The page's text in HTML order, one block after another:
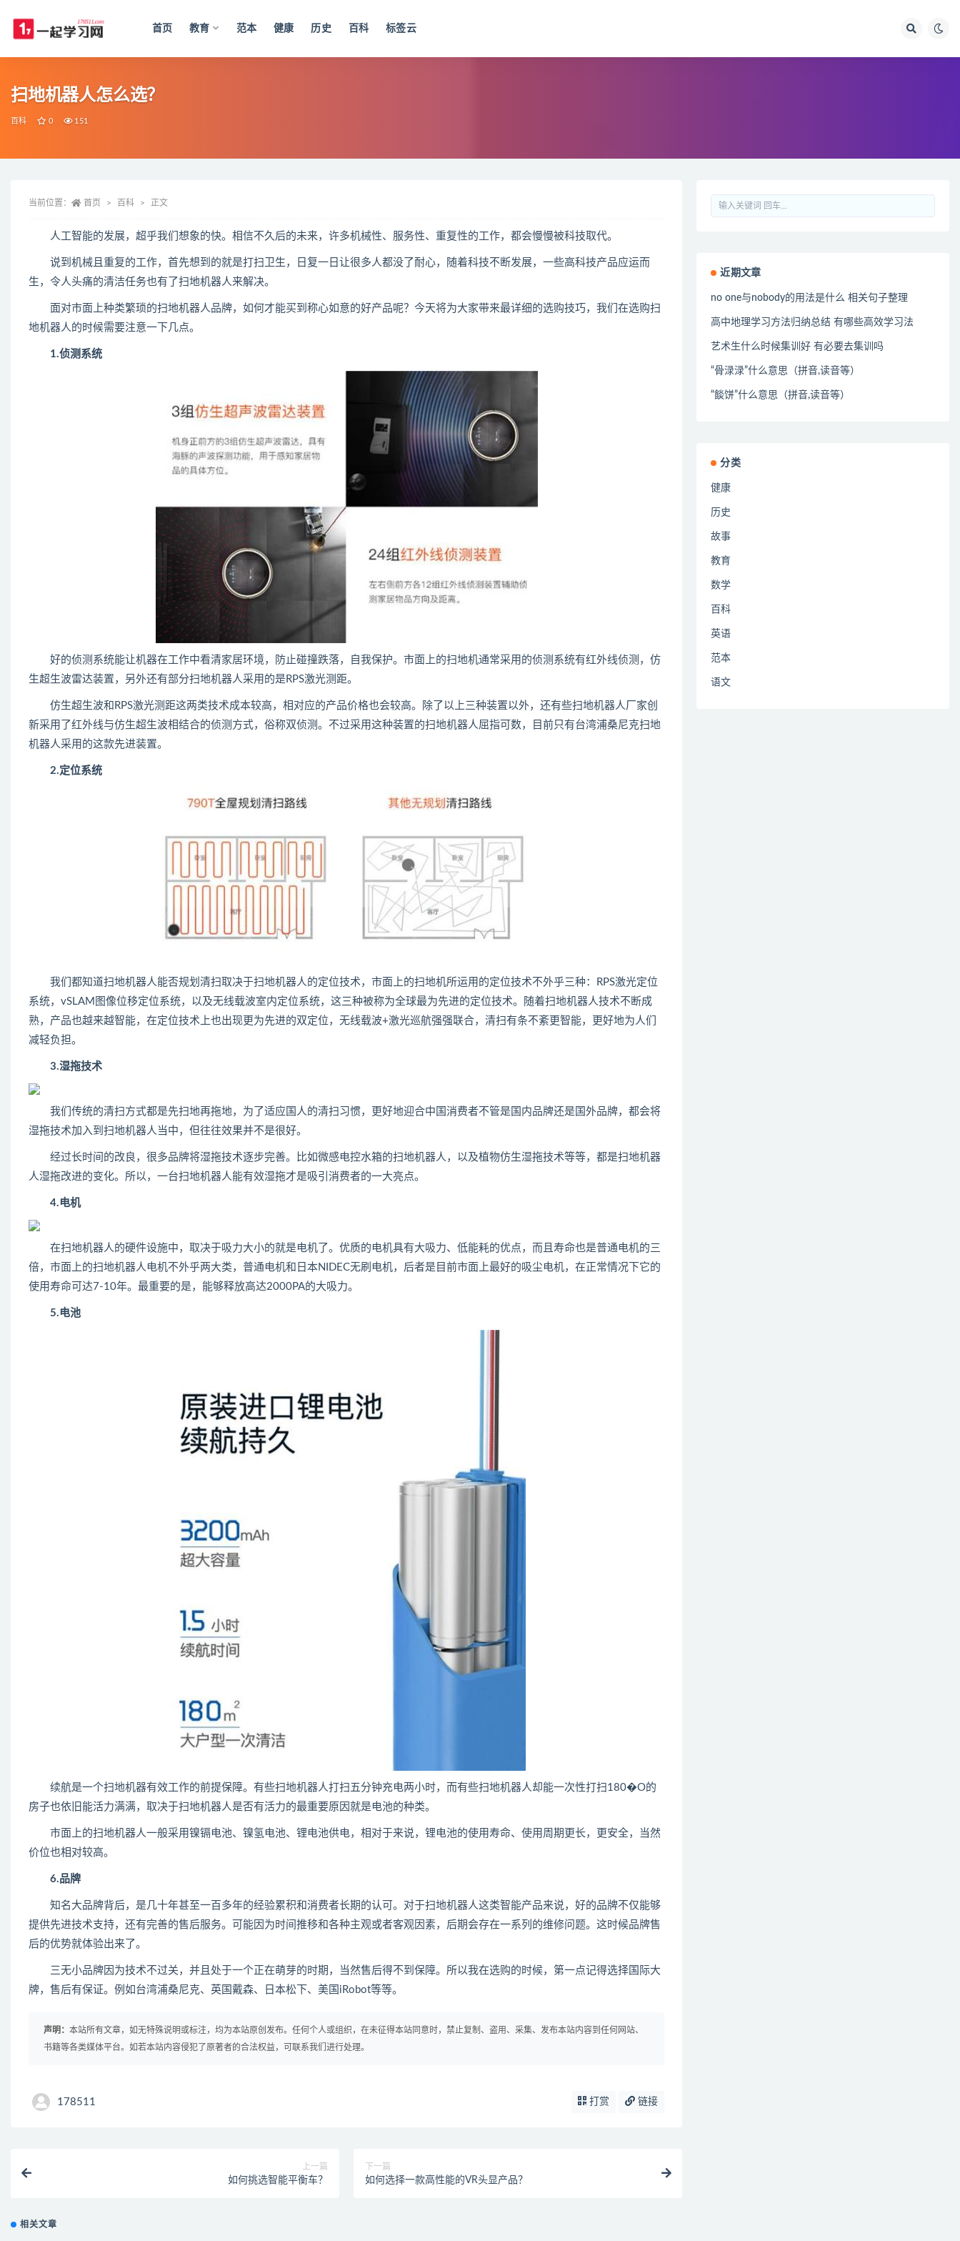
首页 教育 范本 健康 历史 百科 标签云
扫地机器人怎么选？
百科 0 151
当前位置： 首页 百科 正文
人工智能的发展，超乎我们想象的快。相信不久后的未来，许多机械性、服务性、重复性的工作，都会慢慢被科技取代。
说到机械且重复的工作，首先想到的就是打扫卫生，日复一日让很多人都没了耐心，随着科技不断发展，一些高科技产品应运而
生，令人头痛的清洁任务也有了扫地机器人来解决。
面对市面上种类繁琐的扫地机器人品牌，如何才能买到称心如意的好产品呢？今天将为大家带来最详细的选购技巧，我们在选购扫
地机器人的时候需要注意一下几点。
1.侦测系统
好的侦测系统能让机器在工作中看清家居环境，防止碰撞跌落，自我保护。市面上的扫地机通常采用的侦测系统有红外线侦测，仿
生超生波雷达装置，另外还有部分扫地机器人采用的是RPS激光测距。
仿生超生波和RPS激光测距这两类技术成本较高，相对应的产品价格也会较高。除了以上三种装置以外，还有些扫地机器人厂家创
新采用了红外线与仿生超生波相结合的侦测方式，俗称双侦测。不过采用这种装置的扫地机器人屈指可数，目前只有台湾浦桑尼克扫地
机器人采用的这款先进装置。
2.定位系统
我们都知道扫地机器人能否规划清扫取决于扫地机器人的定位技术，市面上的扫地机所运用的定位技术不外乎三种：RPS激光定位
系统，vSLAM图像位移定位系统，以及无线载波室内定位系统，这三种被称为全球最为先进的定位技术。随着扫地机器人技术不断成
熟，产品也越来越智能，在定位技术上也出现更为先进的双定位，无线载波+激光巡航强强联合，清扫有条不紊更智能，更好地为人们
减轻负担。
3.湿拖技术
我们传统的清扫方式都是先扫地再拖地，为了适应国人的清扫习惯，更好地迎合中国消费者不管是国内品牌还是国外品牌，都会将
湿拖技术加入到扫地机器人当中，但往往效果并不是很好。
经过长时间的改良，很多品牌将湿拖技术逐步完善。比如微感电控水箱的扫地机器人，以及植物仿生湿拖技术等等，都是扫地机器
人湿拖改进的变化。所以，一台扫地机器人能有效湿拖才是吸引消费者的一大亮点。
4.电机
在扫地机器人的硬件设施中，取决于吸力大小的就是电机了。优质的电机具有大吸力、低能耗的优点，而且寿命也是普通电机的三
倍，市面上的扫地机器人电机不外乎两大类，普通电机和日本NIDEC无刷电机，后者是目前市面上最好的吸尘电机，在正常情况下它的
使用寿命可达7-10年。最重要的是，能够释放高达2000PA的大吸力。
5.电池
续航是一个扫地机器有效工作的前提保障。有些扫地机器人打扫五分钟充电两小时，而有些扫地机器人却能一次性打扫180�O的
房子也依旧能活力满满，取决于扫地机器人是否有活力的最重要原因就是电池的种类。
市面上的扫地机器人一般采用镍镉电池、镍氢电池、锂电池供电，相对于来说，锂电池的使用寿命、使用周期更长，更安全，当然
价位也相对较高。
6.品牌
知名大品牌背后，是几十年甚至一百多年的经验累积和消费者长期的认可。对于扫地机器人这类智能产品来说，好的品牌不仅能够
提供先进技术支持，还有完善的售后服务。可能因为时间推移和各种主观或者客观因素，后期会存在一系列的维修问题。这时候品牌售
后的优势就体验出来了。
三无小品牌因为技术不过关，并且处于一个正在萌芽的时期，当然售后得不到保障。所以我在选购的时候，第一点记得选择国际大
牌，售后有保证。例如台湾浦桑尼克、英国戴森、日本松下、美国iRobot等等。
声明： 本站所有文章，如无特殊说明或标注，均为本站原创发布。任何个人或组织，在未征得本站同意时，禁止复制、盗用、采集、发布本站内容到任何网站、
书籍等各类媒体平台。如若本站内容侵犯了原著者的合法权益，可联系我们进行处理。
178511 打赏 链接
上一篇
如何挑选智能平衡车？
下一篇
如何选择一款高性能的VR头显产品？
相关文章
近期文章
no one与nobody的用法是什么 相关句子整理
高中地理学习方法归纳总结 有哪些高效学习法
艺术生什么时候集训好 有必要去集训吗
“骨渌渌”什么意思（拼音,读音等）
“餤饼”什么意思（拼音,读音等）
分类
健康
历史
故事
教育
数学
百科
英语
范本
语文